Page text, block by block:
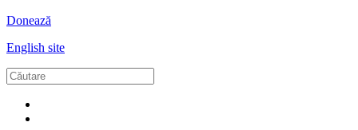
Donează
English site